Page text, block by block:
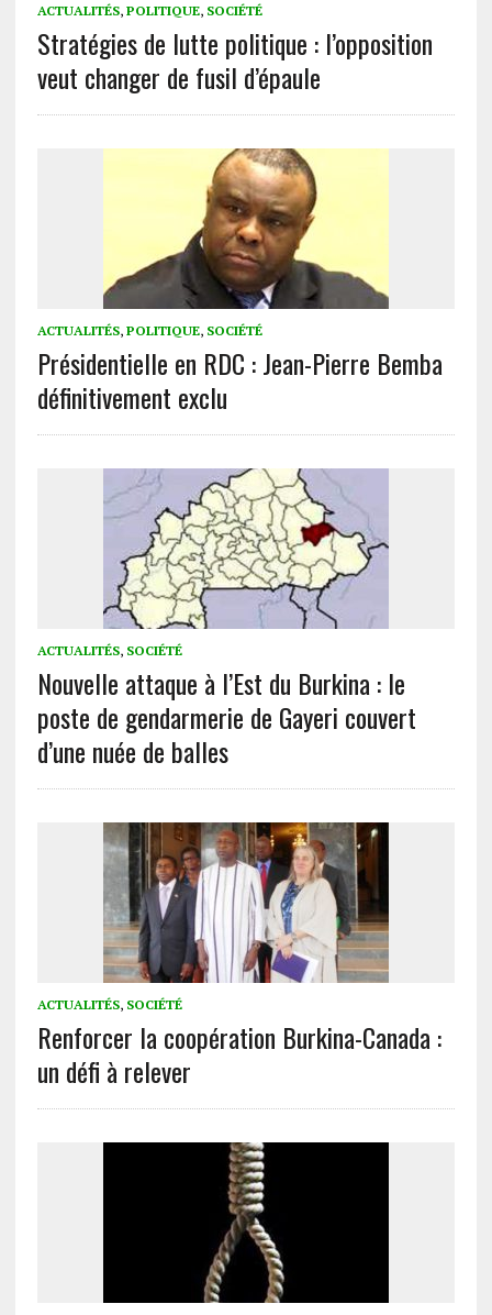
ACTUALITÉS, POLITIQUE, SOCIÉTÉ
Stratégies de lutte politique : l’opposition
veut changer de fusil d’épaule
ACTUALITÉS, POLITIQUE, SOCIÉTÉ
Présidentielle en RDC : Jean-Pierre Bemba
définitivement exclu
ACTUALITÉS, SOCIÉTÉ
Nouvelle attaque à l’Est du Burkina : le
poste de gendarmerie de Gayeri couvert
d’une nuée de balles
ACTUALITÉS, SOCIÉTÉ
Renforcer la coopération Burkina-Canada :
un défi à relever